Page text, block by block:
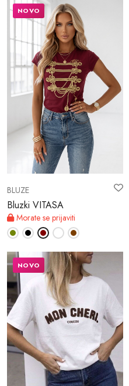
BLUZE
Bluzki VITASA
Morate se prijaviti
NOVO
NOVO